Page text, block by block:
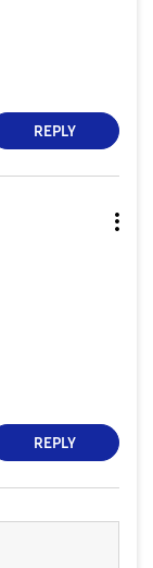
REPLY
REPLY